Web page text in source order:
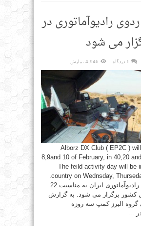
رادیوآماتوری در
می شود
1 دیدگاه 4,946 نمایش
Alborz DX Club ( EP2C )
8,9and 10 of February, in 40,20
The feild activity day will be
country on Wednsday, Thurseday and Friday.
سومین اردوی رادیوآماتوری ایران به مناسبت 22
کشور برگزار می شود. به گزارش
البرز کمپ سه روزه
...